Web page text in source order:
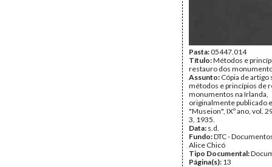
Pasta:05447.014
Título:Métodos e
restauro dos
Assunto: Cópia de artigo
métodos e princípios de
monumentos na Irlanda,
originalmente publicado
"Museion", IXº ano, vol.
3, 1935.
Data: s.d.
Fundo:DTC -
Alice Chicó
Tipo Documental:
Página(s): 13